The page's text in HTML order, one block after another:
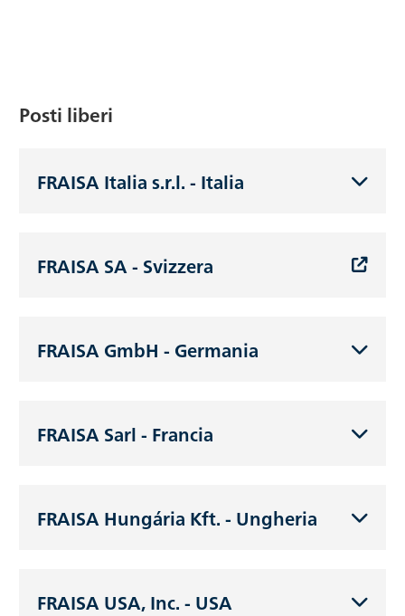
Posti liberi
FRAISA Italia s.r.l. - Italia
FRAISA SA - Svizzera
FRAISA GmbH - Germania
FRAISA Sarl - Francia
FRAISA Hungária Kft. - Ungheria
FRAISA USA, Inc. - USA